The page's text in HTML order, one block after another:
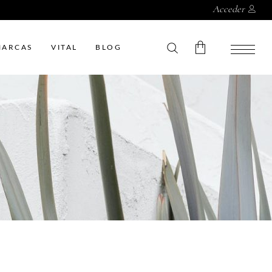
Acceder
VITAL BLOG
Sin productos en el carrito